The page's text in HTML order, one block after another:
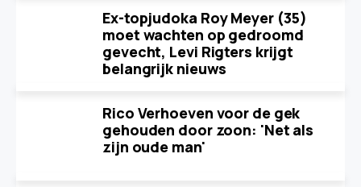
Ex-topjudoka Roy Meyer (35)
moet wachten op gedroomd
gevecht, Levi Rigters krijgt
belangrijk nieuws
Rico Verhoeven voor de gek
gehouden door zoon: 'Net als
zijn oude man'